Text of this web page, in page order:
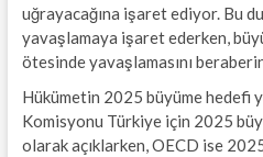
uğrayacağına işaret ediyor. Bu
yavaşlamaya işaret ederken,
ötesinde yavaşlamasını
Hükümetin 2025 büyüme hedefi
Komisyonu Türkiye için 2025
olarak açıklarken, OECD ise